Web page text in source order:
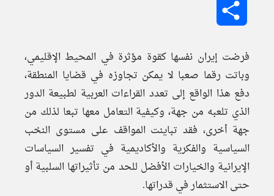
فرضت إيران نفسها كقوة مؤثرة في المحيط الإقليمي،
وباتت رقما صعبا لا يمكن تجاوزه في قضايا المنطقة،
دفع هذا الواقع إلى تعدد القراءات العربية لطبيعة الدور
الذي تلعبه من جهة، وكيفية التعامل معها تبعا لذلك من
جهة أخرى، فقد تباينت المواقف على مستوى النخب
السياسية والفكرية والأكاديمية في تفسير السياسات
الإيرانية والخيارات الأفضل للحد من تأثيراتها السلبية أو
حتى الاستثمار في قدراتها.